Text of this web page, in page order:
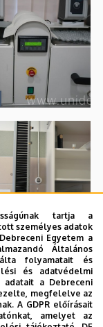
tartja a
személyes adatok
Egyetem a
Általános
folyamatait és
és adatvédelmi
adatait a Debreceni
megfelelve az
A GDPR előírásait
amelyet az